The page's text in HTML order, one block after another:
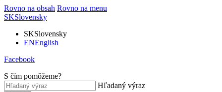
Rovno na obsah Rovno na menu
SKSlovensky
SKSlovensky
ENEnglish
Facebook
S čím pomôžeme?
Hľadaný výraz